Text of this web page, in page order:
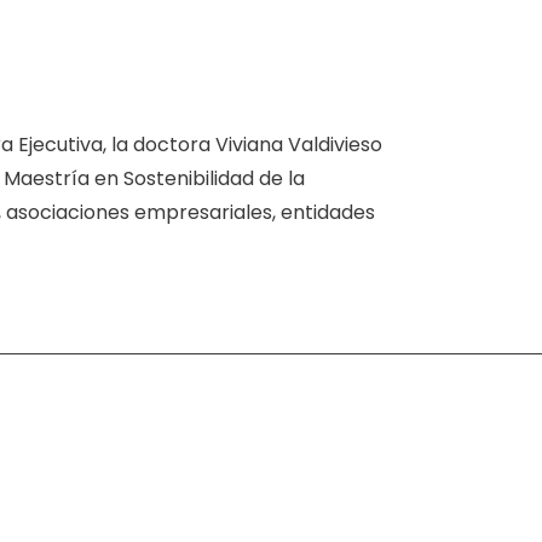
Ejecutiva, la doctora Viviana Valdivieso
en Sostenibilidad de la
empresariales, entidades